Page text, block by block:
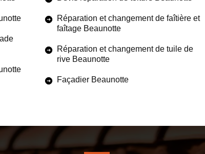
Réparation et changement de faîtière et
faîtage Beaunotte
Réparation et changement de tuile de
rive Beaunotte
Façadier Beaunotte